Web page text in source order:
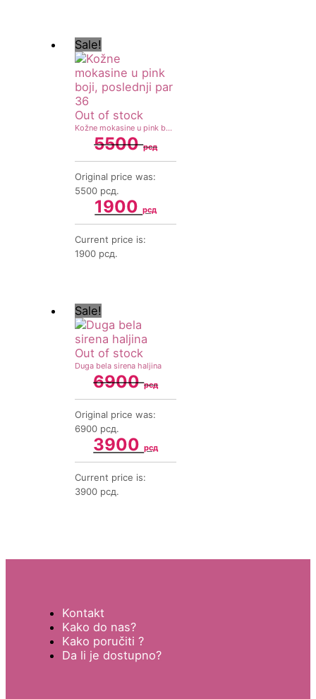
Sale!
Out of stock
Kožne mokasine u pink boji, poslednji par 36
5500рсд
Original price was:
5500 рсд.
1900рсд
Current price is:
1900 рсд.
Sale!
Out of stock
Duga bela sirena haljina
6900рсд
Original price was:
6900 рсд.
3900рсд
Current price is:
3900 рсд.
Kontakt
Kako do nas?
Kako poručiti ?
Da li je dostupno?